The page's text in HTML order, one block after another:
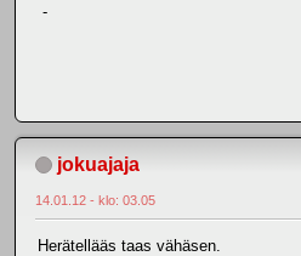
-
jokuajaja
14.01.12 - klo: 03.05
Herätellääs taas vähäsen.